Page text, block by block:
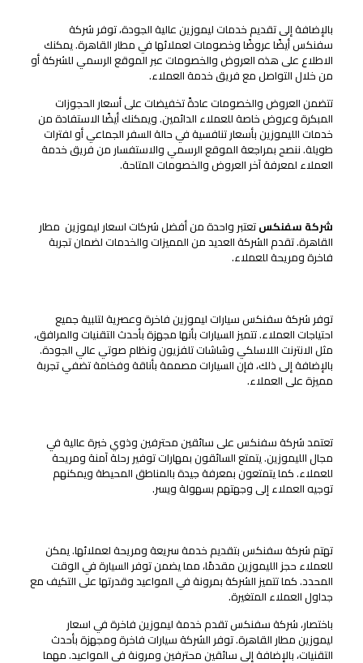
بالإضافة إلى تقديم خدمات ليموزين عالية الجودة، توفر شركة
سفنكس أيضًا عروضًا وخصومات لعملائها في مطار القاهرة. يمكنك
الاطلاع على هذه العروض والخصومات عبر الموقع الرسمي للشركة أو
من خلال التواصل مع فريق خدمة العملاء.
تتضمن العروض والخصومات عادةً تخفيضات على أسعار الحجوزات
المبكرة وعروض خاصة للعملاء الدائمين. ويمكنك أيضًا الاستفادة من
خدمات الليموزين بأسعار تنافسية في حالة السفر الجماعي أو لفترات
طويلة. ننصح بمراجعة الموقع الرسمي والاستفسار من فريق خدمة
العملاء لمعرفة آخر العروض والخصومات المتاحة.
شركة سفنكستعتبر واحدة من أفضل شركات اسعار ليموزين مطار
القاهرة. تقدم الشركة العديد من المميزات والخدمات لضمان تجربة
فاخرة ومريحة للعملاء.
توفر شركة سفنكس سيارات ليموزين فاخرة وعصرية لتلبية جميع
احتياجات العملاء. تتميز السيارات بأنها مجهزة بأحدث التقنيات والمرافق،
مثل الانترنت اللاسلكي وشاشات تلفزيون ونظام صوتي عالي الجودة.
بالإضافة إلى ذلك، فإن السيارات مصممة بأناقة وفخامة تضفي تجربة
مميزة على العملاء.
تعتمد شركة سفنكس على سائقين محترفين وذوي خبرة عالية في
مجال الليموزين. يتمتع السائقون بمهارات توفير رحلة آمنة ومريحة
للعملاء. كما يتمتعون بمعرفة جيدة بالمناطق المحيطة ويمكنهم
توجيه العملاء إلى وجهتهم بسهولة ويسر.
تهتم شركة سفنكس بتقديم خدمة سريعة ومريحة لعملائها. يمكن
للعملاء حجز الليموزين مقدمًا، مما يضمن توفر السيارة في الوقت
المحدد. كما تتميز الشركة بمرونة في المواعيد وقدرتها على التكيف مع
جداول العملاء المتغيرة.
باختصار، شركة سفنكس تقدم خدمة ليموزين فاخرة في اسعار
ليموزين مطار القاهرة. توفر الشركة سيارات فاخرة ومجهزة بأحدث
التقنيات، بالإضافة إلى سائقين محترفين ومرونة في المواعيد. مهما